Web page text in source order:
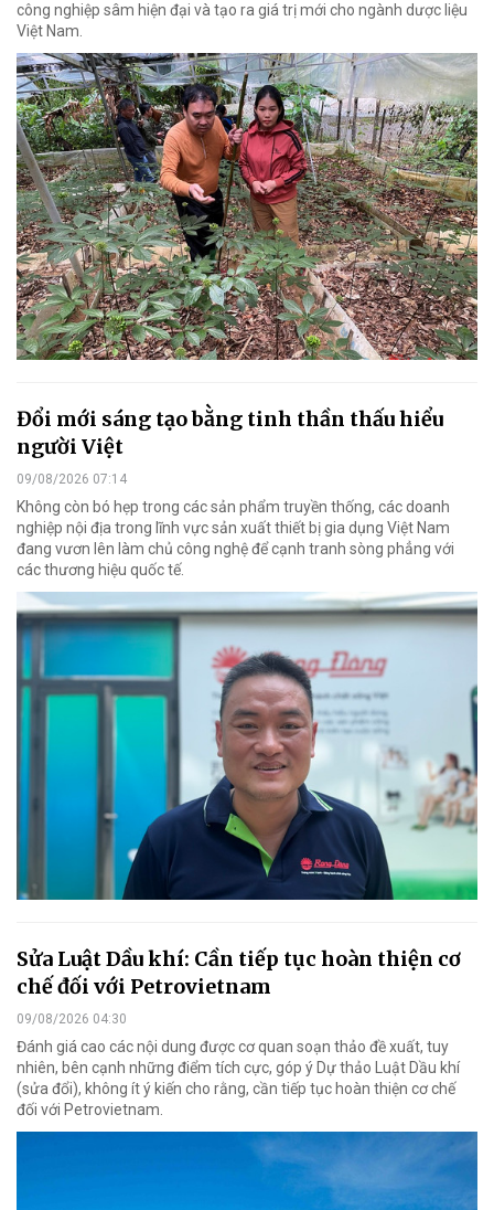
công nghiệp sâm hiện đại và tạo ra giá trị mới cho ngành dược liệu
Việt Nam.
Đổi mới sáng tạo bằng tinh thần thấu hiểu
người Việt
09/08/2026 07:14
Không còn bó hẹp trong các sản phẩm truyền thống, các doanh
nghiệp nội địa trong lĩnh vực sản xuất thiết bị gia dụng Việt Nam
đang vươn lên làm chủ công nghệ để cạnh tranh sòng phẳng với
các thương hiệu quốc tế.
Sửa Luật Dầu khí: Cần tiếp tục hoàn thiện cơ
chế đối với Petrovietnam
09/08/2026 04:30
Đánh giá cao các nội dung được cơ quan soạn thảo đề xuất, tuy
nhiên, bên cạnh những điểm tích cực, góp ý Dự thảo Luật Dầu khí
(sửa đổi), không ít ý kiến cho rằng, cần tiếp tục hoàn thiện cơ chế
đối với Petrovietnam.